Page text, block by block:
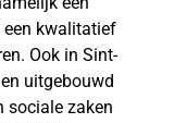
een kwalitatief
Ook in Sint-
uitgebouwd
sociale zaken